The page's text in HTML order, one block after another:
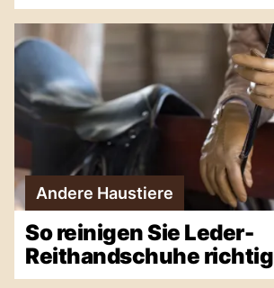
Andere Haustiere
So reinigen Sie Leder-
Reithandschuhe richtig